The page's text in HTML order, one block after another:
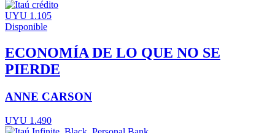
UYU 1.105
Disponible
ECONOMÍA DE LO QUE NO SE
PIERDE
ANNE CARSON
UYU 1.490